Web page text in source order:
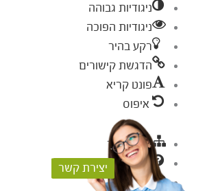
יצירת קשר
ניגודיות גבוהה
ניגודיות הפוכה
רקע בהיר
הדגשת קישורים
פונט קריא
איפוס
מפת אתר
עזרה
פידבק